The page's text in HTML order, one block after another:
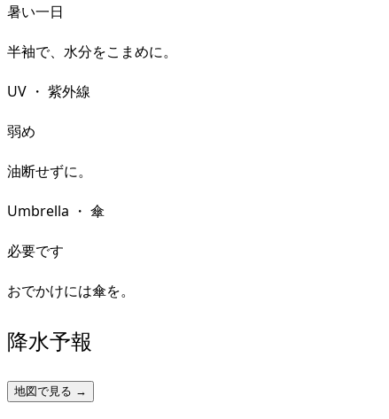
暑い一日
半袖で、水分をこまめに。
UV ・ 紫外線
弱め
油断せずに。
Umbrella ・ 傘
必要です
おでかけには傘を。
降水予報
地図で見る →